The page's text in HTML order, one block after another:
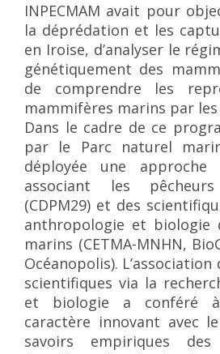
INPECMAM avait pour
la déprédation et les
en Iroise, d’analyser le
génétiquement des
de comprendre les
mammifères marins par
Dans le cadre de ce
par le Parc naturel
déployée une approche
associant les pêcheurs
(CDPM29) et des
anthropologie et biologie
marins (CETMA-MNHN,
Océanopolis).
scientifiques via la
et biologie a conféré
caractère innovant avec
savoirs empiriques